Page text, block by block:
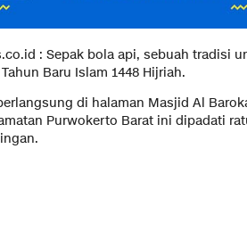
: Sepak bola api, sebuah tradisi
Baru Islam 1448 Hijriah.
di halaman Masjid Al
Purwokerto Barat ini dipadati